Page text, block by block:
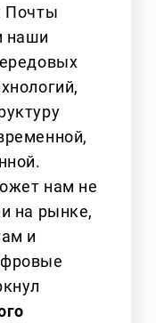
Почты
наши
нам не
на рынке,
и